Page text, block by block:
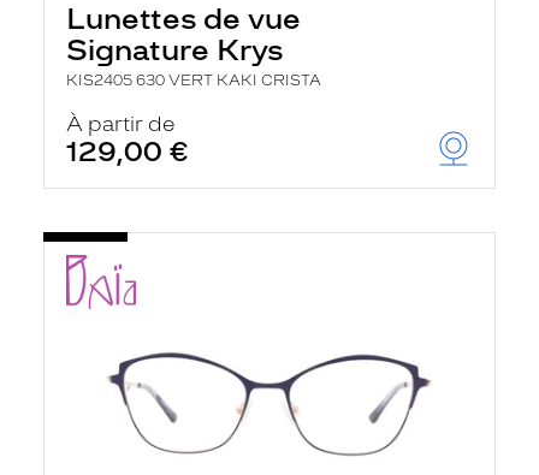
Lunettes de vue
Signature Krys
KIS2405 630 VERT KAKI CRISTA
À partir de
129,00 €